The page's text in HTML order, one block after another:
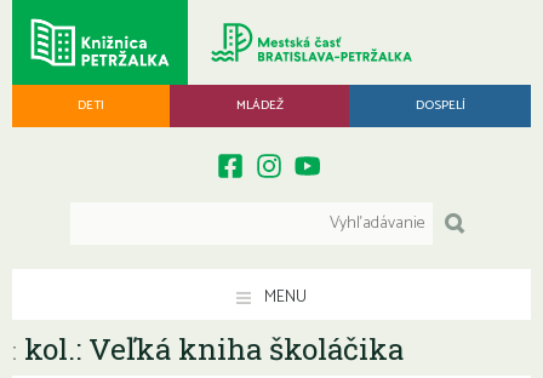
DETI MLÁDEŽ DOSPELÍ
MENU
: kol.: Veľká kniha školáčika